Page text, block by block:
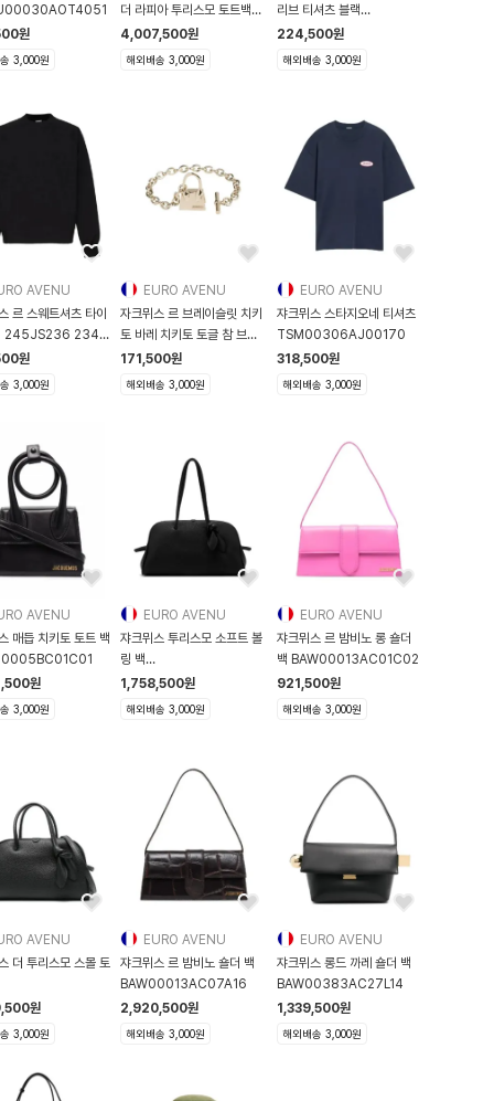
원
3,000원
더 라피아 투리스모 토트백
261
4,007,500원
해외배송 3,000원
리브 티셔츠 블랙
TSM00570AJ0 0226
224,500원
해외배송 3,000원
AVENU
르 스웨트셔츠 타이
245JS236 2341
234
원
3,000원
EURO AVENU
자크뮈스 르 브레이슬릿 치키
토 바레 치키토 토글 참 브레
이
171,500원
해외배송 3,000원
EURO AVENU
쟈크뮈스 스타지오네 티셔츠
TSM00306AJ00170
318,500원
해외배송 3,000원
AVENU
매듭 치키토 토트 백
원
3,000원
EURO AVENU
쟈크뮈스 투리스모 소프트 볼
링 백
BAU00417AC03A03
1,758,500원
해외배송 3,000원
EURO AVENU
쟈크뮈스 르 밤비노 롱 숄더
백 BAW00013AC01C02
921,500원
해외배송 3,000원
AVENU
더 투리스모 스몰 토
원
3,000원
EURO AVENU
쟈크뮈스 르 밤비노 숄더 백
BAW00013AC07A16
2,920,500원
해외배송 3,000원
EURO AVENU
쟈크뮈스 롱드 까레 숄더 백
BAW00383AC27L14
1,339,500원
해외배송 3,000원